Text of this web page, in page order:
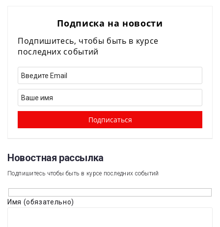
Подписка на новости
Подпишитесь, чтобы быть в курсе
последних событий
Новостная рассылка​
Подпишитесь чтобы быть в курсе последних событий
Имя (обязательно)